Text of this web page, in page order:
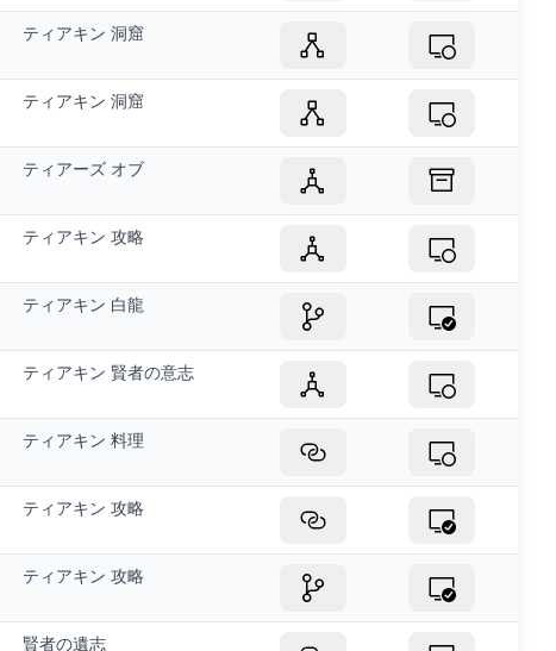
ティアキン 洞窟
ティアキン 洞窟
ティアーズ オブ
ティアキン 攻略
ティアキン 白龍
ティアキン 賢者の意志
ティアキン 料理
ティアキン 攻略
ティアキン 攻略
賢者の遺志